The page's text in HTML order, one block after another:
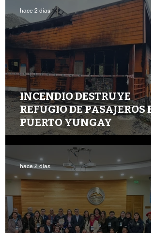
INCENDIO DESTRUYE
REFUGIO DE PASAJEROS
PUERTO YUNGAY
hace 2 días
hace 2 días